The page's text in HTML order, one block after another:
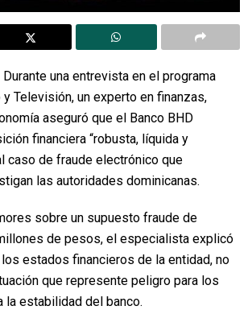
Durante una entrevista en el programa
Televisión, un experto en finanzas,
aseguró que el Banco BHD
financiera “robusta, líquida y
caso de fraude electrónico que
las autoridades dominicanas.
sobre un supuesto fraude de
de pesos, el especialista explicó
estados financieros de la entidad, no
que represente peligro para los
la estabilidad del banco.